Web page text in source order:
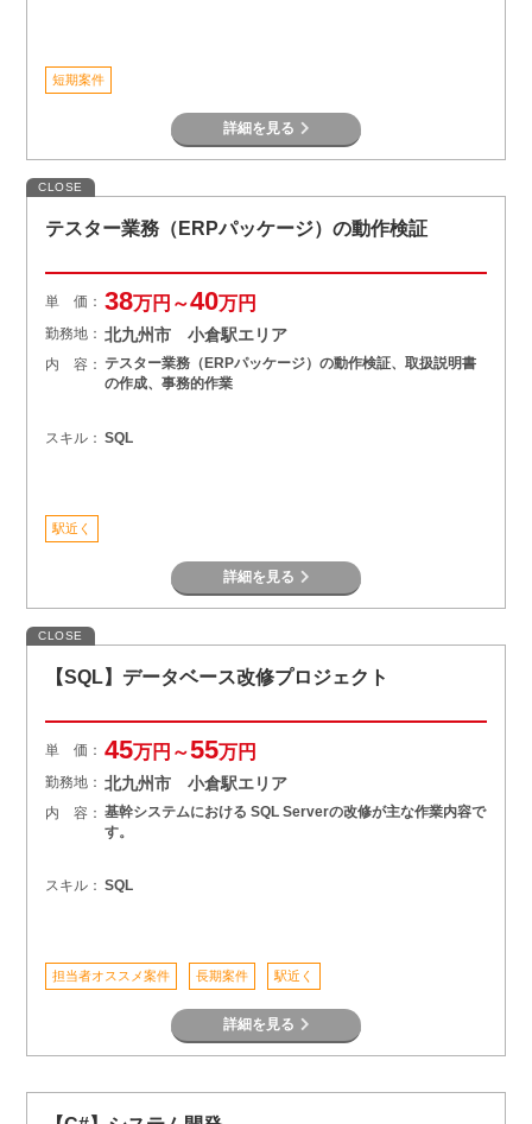
短期案件
詳細を見る
CLOSE
テスター業務（ERPパッケージ）の動作検証
単 価： 38万円～40万円
勤務地： 北九州市 小倉駅エリア
内 容： テスター業務（ERPパッケージ）の動作検証、取扱説明書
の作成、事務的作業
スキル： SQL
駅近く
詳細を見る
CLOSE
【SQL】データベース改修プロジェクト
単 価： 45万円～55万円
勤務地： 北九州市 小倉駅エリア
内 容： 基幹システムにおける SQL Serverの改修が主な作業内容で
す。
スキル： SQL
担当者オススメ案件 長期案件 駅近く
詳細を見る